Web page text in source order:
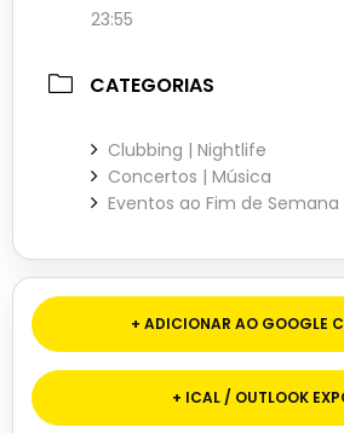
23:55
CATEGORIAS
Clubbing | Nightlife
Concertos | Música
Eventos ao Fim de Semana
+ ADICIONAR AO GOOGLE
+ ICAL / OUTLOOK